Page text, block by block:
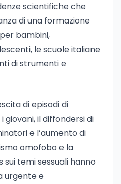
scientifiche che
di una formazione
bambini,
le scuole italiane
di strumenti e
di episodi di
giovani, il diffondersi di
e l’aumento di
omofobo e la
sui temi sessuali hanno
urgente e